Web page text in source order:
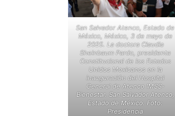
San Salvador Atenco, Estado de
México, México, 3 de mayo de
2025. La doctora Claudia
Sheinbaum Pardo, presidenta
Constitucional de los Estados
Unidos Mexicanos en la
inauguración del Hospital
General de Atenco IMSS-
Bienestar. San Salvador Atenco,
Estado de México. Foto:
Presidencia